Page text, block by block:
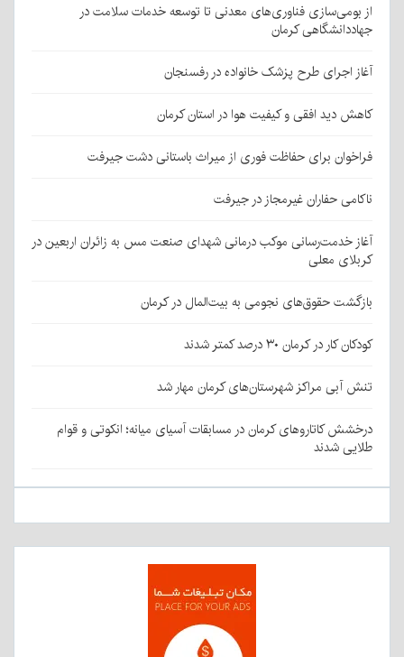
از بومی‌سازی فناوری‌های معدنی تا توسعه خدمات سلامت در
جهاددانشگاهی کرمان
آغاز اجرای طرح پزشک خانواده در رفسنجان
کاهش دید افقی و کیفیت هوا در استان کرمان
فراخوان برای حفاظت فوری از میراث باستانی دشت جیرفت
ناکامی حفاران غیرمجاز در جیرفت
آغاز خدمت‌رسانی موکب درمانی شهدای صنعت مس به زائران اربعین در
کربلای معلی
بازگشت حقوق‌های نجومی به بیت‌المال در کرمان
کودکان کار در کرمان ۳۰ درصد کمتر شدند
تنش آبی مراکز شهرستان‌های کرمان مهار شد
درخشش کاتاروهای کرمان در مسابقات آسیای میانه؛ انکوتی و قوام
طلایی شدند